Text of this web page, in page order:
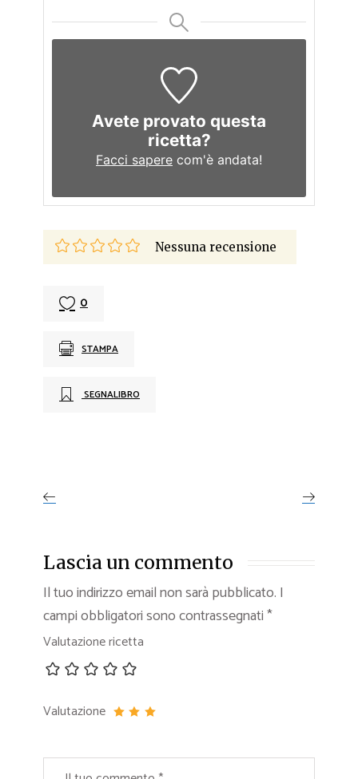
Avete provato questa
ricetta?
Facci sapere com'è andata!
Nessuna recensione
0
STAMPA
SEGNALIBRO
Lascia un commento
Il tuo indirizzo email non sarà pubblicato. I
campi obbligatori sono contrassegnati*
Valutazione ricetta
Valutazione